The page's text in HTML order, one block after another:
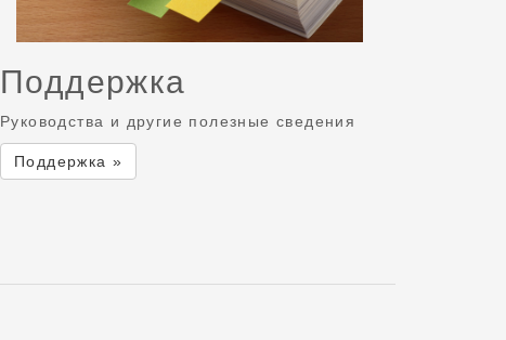
Поддержка
Руководства и другие полезные сведения
Поддержка »